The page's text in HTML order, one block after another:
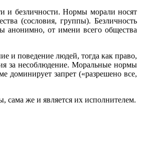
и безличности. Нормы морали носят
(сословия, группы). Безличность
анонимно, от имени всего общества
и поведение людей, тогда как право,
за несоблюдение. Моральные нормы
доминирует запрет («разрешено все,
же и является их исполнителем.